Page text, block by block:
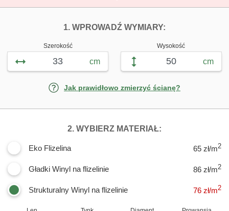
1. WPROWADŹ WYMIARY:
Szerokość
cm
Wysokość
cm
Jak prawidłowo zmierzyć ścianę?
2. WYBIERZ MATERIAŁ:
Eko Flizelina 65 zł/m2
Gładki Winyl na flizelinie 86 zł/m2
Strukturalny Winyl na flizelinie 76 zł/m2